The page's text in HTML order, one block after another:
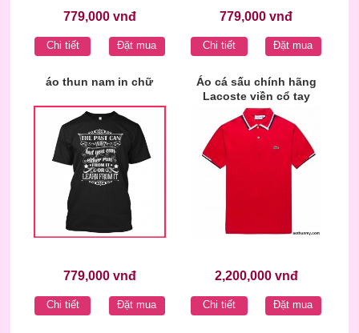
779,000 vnđ
Chi tiết Đặt mua
779,000 vnđ
Chi tiết Đặt mua
áo thun nam in chữ
779,000 vnđ
Chi tiết Đặt mua
Áo cá sấu chính hãng
Lacoste viền cổ tay
2,200,000 vnđ
Chi tiết Đặt mua